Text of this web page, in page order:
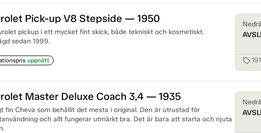
Pick-up V8 Stepside — 1950
pickup i ett mycket fint skick, både tekniskt och kosmetiskt.
sedan 1999.
uppnått sell
Master Deluxe Coach 3,4 — 1935
fin Cheva som behållit det mesta i original. Den är utrustad för
och allt fungerar utmärkt bra. Det är bara att starta och njuta